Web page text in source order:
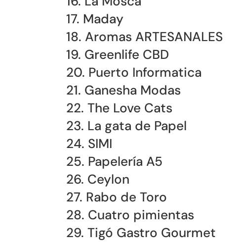
17. Maday
18. Aromas ARTESANALES
19. Greenlife CBD
20. Puerto Informatica
21. Ganesha Modas
22. The Love Cats
23. La gata de Papel
24. SIMI
25. Papelería A5
26. Ceylon
27. Rabo de Toro
28. Cuatro pimientas
29. Tigó Gastro Gourmet